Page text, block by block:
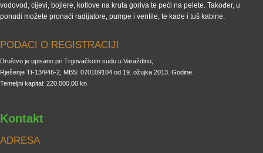
vodovod, cijevi, bojlere, kotlove na kruta goriva te peći na pelete. Također, u
ponudi možete pronaći radijatore, pumpe i ventile, te kade i tuš kabine.
PODACI O REGISTRACIJI
Društvo je upisano pri Trgovačkom sudu u Varaždinu,
Rješenje Tt-13/946-2, MBS: 070109104 od 19. ožujka 2013. Godine.
Temeljni kapital: 220.000,00 kn
Kontakt
ADRESA